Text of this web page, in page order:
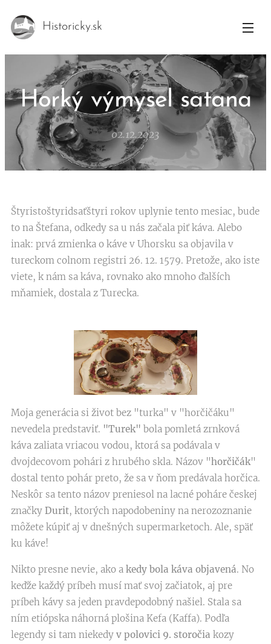
Historicky.sk
Horký výmysel satana
02.12.2023
Štyristoštyridsaťštyri rokov uplynie tento mesiac, bude
to na Štefana, odkedy sa u nás začala piť káva. Alebo
inak: prvá zmienka o káve v Uhorsku sa objavila v
tureckom colnom registri 26. 12. 1579. Pretože, ako iste
viete, k nám sa káva, rovnako ako mnoho ďalších
mňamiek, dostala z Turecka.
Moja generácia si život bez "turka" v "horčičáku"
nevedela predstaviť. "Turek" bola pomletá zrnková
káva zaliata vriacou vodou, ktorá sa podávala v
dvojdecovom pohári z hrubého skla. Názov "horčičák"
dostal tento pohár preto, že sa v ňom predávala horčica.
Neskôr sa tento názov preniesol na lacné poháre českej
značky Durit, ktorých napodobeniny na nerozoznanie
môžete kúpiť aj v dnešných supermarketoch. Ale, späť
ku káve!
Nikto presne nevie, ako a kedy bola káva objavená. No
keďže každý príbeh musí mať svoj začiatok, aj pre
príbeh kávy sa jeden pravdepodobný našiel. Stala sa
ním etiópska náhorná plošina Kefa (Kaffa). Podľa
legendy si tam niekedy v polovici 9. storočia kozy